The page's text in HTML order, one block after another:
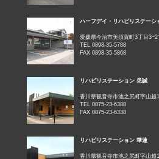
ハーフデイ・リハビリステーシ
愛媛県今治市美須賀町3丁目3−2
TEL 0898-35-5788
FAX 0898-35-5868
リハビリステーション 晃誠
香川県観音寺市池之尻町字山越
TEL 0875-23-6388
FAX 0875-23-6338
リハビリステーション 華蓮
香川県観音寺市池之尻町字山越